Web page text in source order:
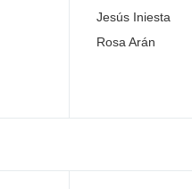
Jesús Iniesta
Rosa Arán